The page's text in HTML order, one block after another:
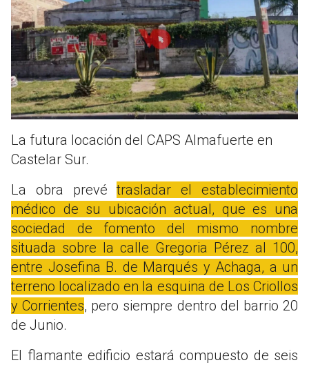
La futura locación del CAPS Almafuerte en
Castelar Sur.
La obra prevétrasladar el establecimiento
médico de su ubicación actual, que es una
sociedad de fomento del mismo nombre
situada sobre la calle Gregoria Pérez al 100,
entre Josefina B. de Marqués y Achaga, a un
terreno localizado en la esquina de Los Criollos
y Corrientes, pero siempre dentro del barrio 20
de Junio.
El flamante edificio estará compuesto de seis